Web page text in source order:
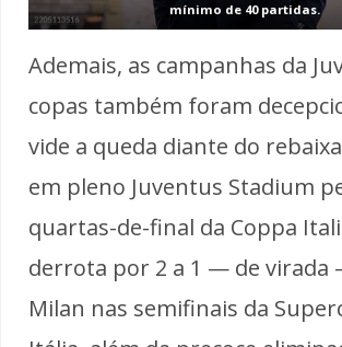
mínimo de 40 partidas.
Ademais, as campanhas da
copas também foram
vide a queda diante do
em pleno Juventus Stadium
quartas-de-final da Coppa
derrota por 2 a 1 — de virada
Milan nas semifinais da